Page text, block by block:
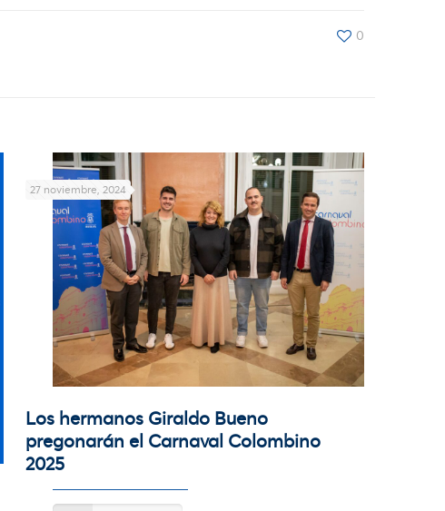
0
27 noviembre, 2024
Los hermanos Giraldo Bueno
pregonarán el Carnaval Colombino
2025